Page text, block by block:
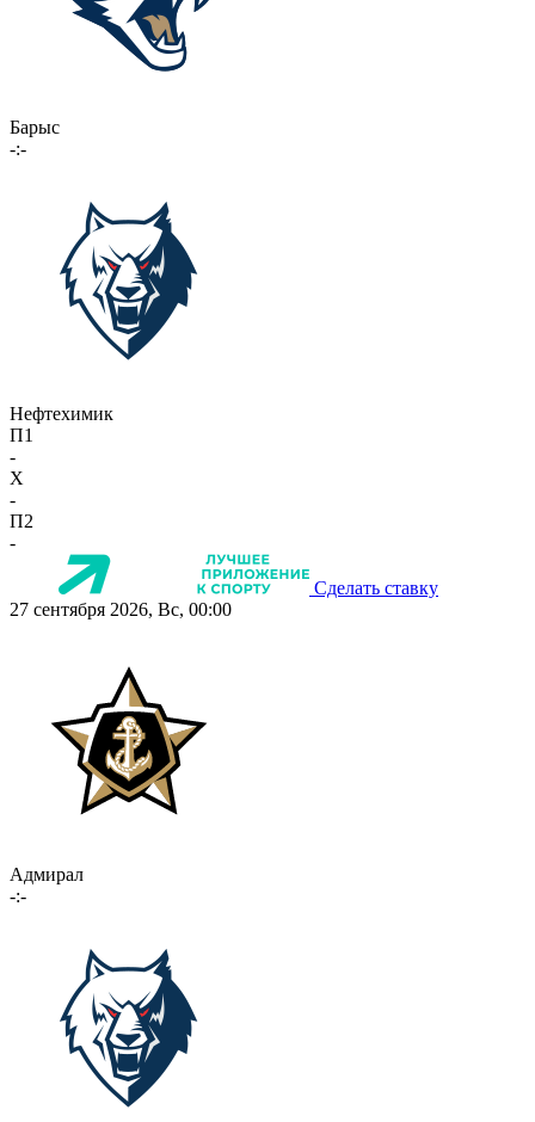
Барыс
-:-
Нефтехимик
П1
-
X
-
П2
-
Сделать ставку
27 сентября 2026, Вс, 00:00
Адмирал
-:-